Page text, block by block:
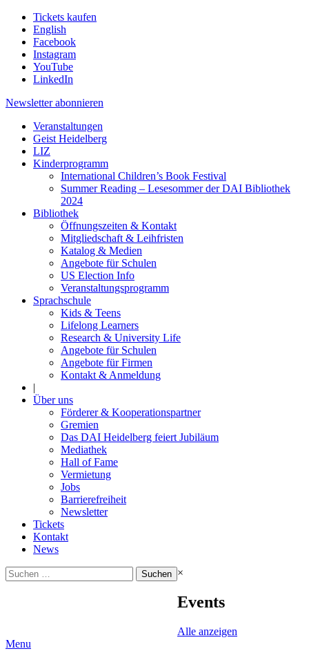
Tickets kaufen
English
Facebook
Instagram
YouTube
LinkedIn
Newsletter abonnieren
Veranstaltungen
Geist Heidelberg
LIZ
Kinderprogramm
International Children’s Book Festival
Summer Reading – Lesesommer der DAI Bibliothek
2024
Bibliothek
Öffnungszeiten & Kontakt
Mitgliedschaft & Leihfristen
Katalog & Medien
Angebote für Schulen
US Election Info
Veranstaltungsprogramm
Sprachschule
Kids & Teens
Lifelong Learners
Research & University Life
Angebote für Schulen
Angebote für Firmen
Kontakt & Anmeldung
|
Über uns
Förderer & Kooperationspartner
Gremien
Das DAI Heidelberg feiert Jubiläum
Mediathek
Hall of Fame
Vermietung
Jobs
Barrierefreiheit
Newsletter
Tickets
Kontakt
News
Suchen
nach:
×
Events
Alle anzeigen
Menu